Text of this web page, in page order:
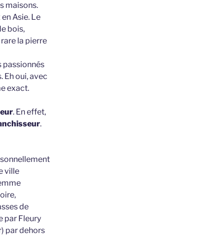
maisons.
Asie. Le
bois,
la pierre
passionnés
Eh oui, avec
exact.
. En effet,
.
ville
de
par Fleury
par dehors